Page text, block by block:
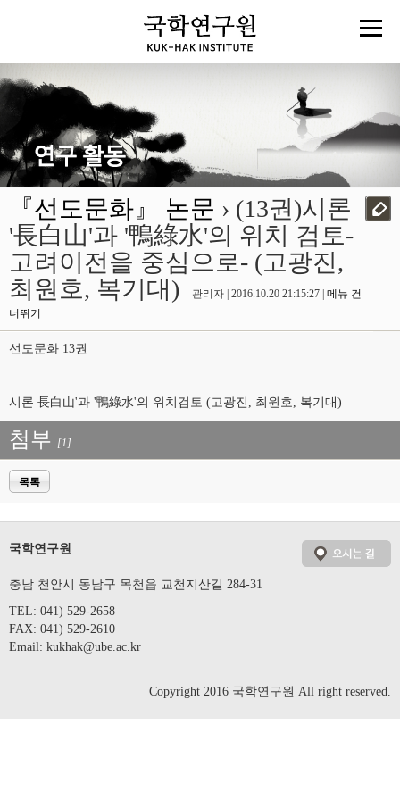
『선도문화』 논문 › (13권)시론
'長白山'과 '鴨綠水'의 위치 검토-
고려이전을 중심으로- (고광진,
최원호, 복기대)
관리자 | 2016.10.20 21:15:27 | 메뉴 건
너뛰기
선도문화 13권
시론 長白山'과 '鴨綠水'의 위치검토 (고광진, 최원호, 복기대)
첨부 [1]
목록
국학연구원
충남 천안시 동남구 목천읍 교천지산길 284-31
TEL: 041) 529-2658
FAX: 041) 529-2610
Email: kukhak@ube.ac.kr
Copyright 2016 국학연구원 All right reserved.